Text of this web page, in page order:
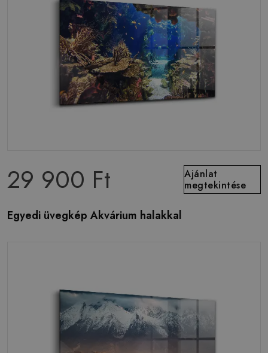
29 900 Ft
Ajánlat
megtekintése
Egyedi üvegkép Akvárium halakkal